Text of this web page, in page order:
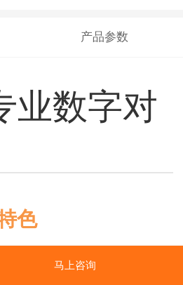
产品参数
业数字对
色
池
马上咨询